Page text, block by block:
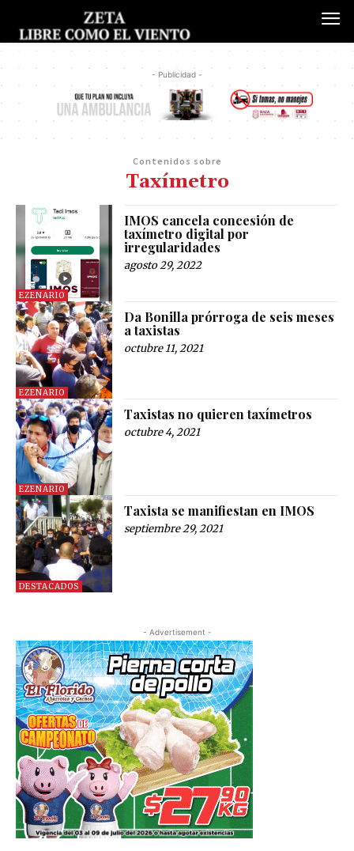
- Publicidad -
Contenidos sobre
Taxímetro
EZENARIO
IMOS cancela concesión de
taxímetro digital por
irregularidades
agosto 29, 2022
EZENARIO
Da Bonilla prórroga de seis meses
a taxistas
octubre 11, 2021
EZENARIO
Taxistas no quieren taxímetros
octubre 4, 2021
DESTACADOS
Taxista se manifiestan en IMOS
septiembre 29, 2021
- Advertisement -